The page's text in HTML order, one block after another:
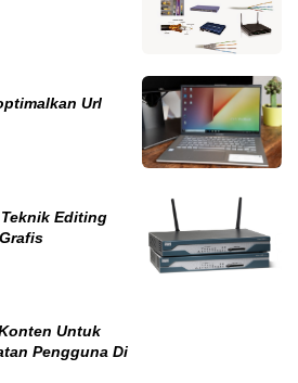
Url
Editing
Untuk
Pengguna Di